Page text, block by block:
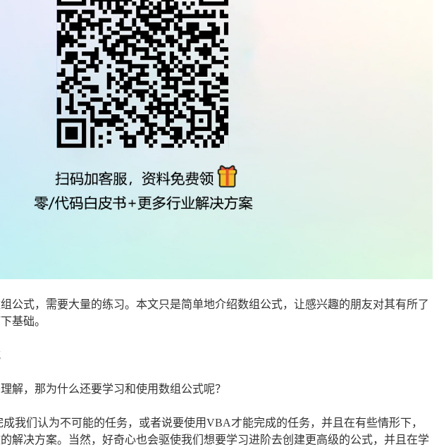
公式，需要大量的练习。本文只是简单地介绍数组公式，让感兴趣的朋友对其有所了
基础。
解，那为什么还要学习和使用数组公式呢？
我们认为不可能的任务，或者说要使用VBA才能完成的任务，并且在有些情形下，
解决方案。当然，好奇心也会驱使我们想要学习进阶去创建更高级的公式，并且在学